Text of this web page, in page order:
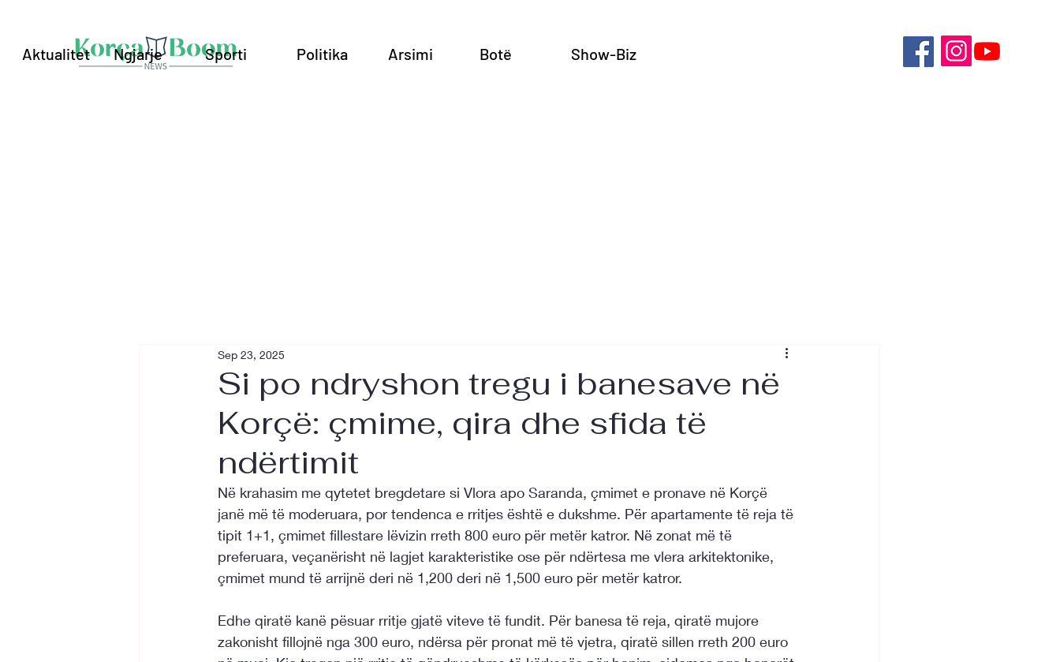
Aktualitet Ngjarje Sporti Politika Arsimi Botë Show-Biz
Si po ndryshon tregu i banesave në
Korçë: çmime, qira dhe sfida të
ndërtimit
Sep 23, 2025
Në krahasim me qytetet bregdetare si Vlora apo Saranda, çmimet e pronave në Korçë
janë më të moderuara, por tendenca e rritjes është e dukshme. Për apartamente të reja të
tipit 1+1, çmimet fillestare lëvizin rreth 800 euro për metër katror. Në zonat më të
preferuara, veçanërisht në lagjet karakteristike ose për ndërtesa me vlera arkitektonike,
çmimet mund të arrijnë deri në 1,200 deri në 1,500 euro për metër katror.
Edhe qiratë kanë pësuar rritje gjatë viteve të fundit. Për banesa të reja, qiratë mujore
zakonisht fillojnë nga 300 euro, ndërsa për pronat më të vjetra, qiratë sillen rreth 200 euro